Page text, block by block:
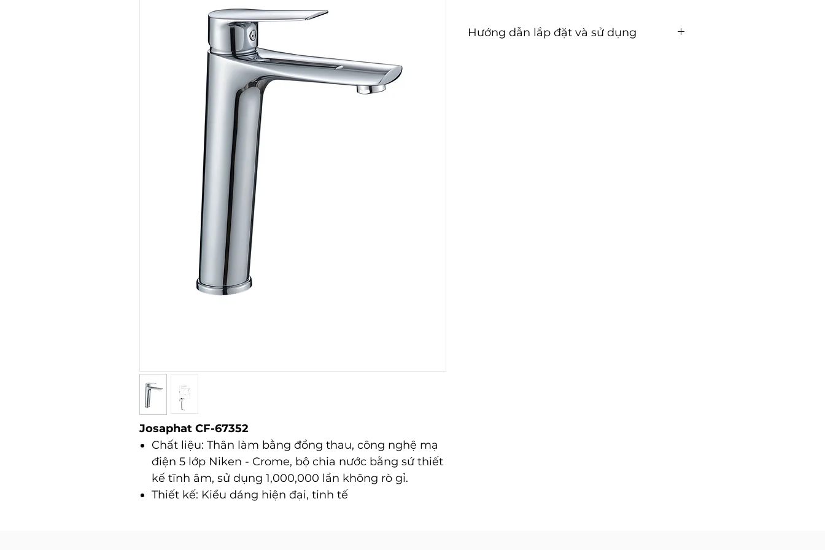
Josaphat CF-67352
Chất liệu: Thân làm bằng đồng thau, công nghệ mạ
điện 5 lớp Niken - Crome, bộ chia nước bằng sứ thiết
kế tĩnh âm, sử dụng 1,000,000 lần không rò gỉ.
Thiết kế: Kiểu dáng hiện đại, tinh tế
Hướng dẫn lắp đặt và sử dụng